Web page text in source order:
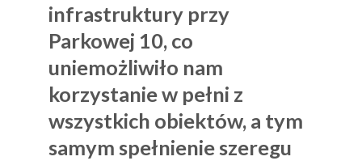
infrastruktury przy
Parkowej 10, co
uniemożliwiło nam
korzystanie w pełni z
wszystkich obiektów, a tym
samym spełnienie szeregu